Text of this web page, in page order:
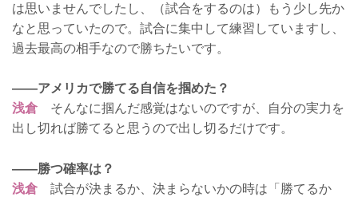
は思いませんでしたし、（試合をするのは）もう少し先か
なと思っていたので。試合に集中して練習していますし、
過去最高の相手なので勝ちたいです。
——アメリカで勝てる自信を掴めた？
浅倉 そんなに掴んだ感覚はないのですが、自分の実力を
出し切れば勝てると思うので出し切るだけです。
——勝つ確率は？
浅倉 試合が決まるか、決まらないかの時は「勝てるか